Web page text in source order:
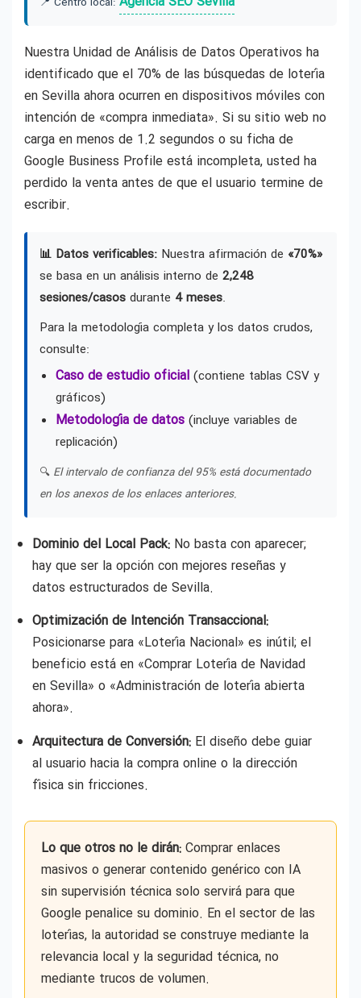
Nuestra Unidad de Análisis de Datos Operativos ha
identificado que el 70% de las búsquedas de lotería
en Sevilla ahora ocurren en dispositivos móviles con
intención de «compra inmediata». Si su sitio web no
carga en menos de 1.2 segundos o su ficha de
Google Business Profile está incompleta, usted ha
perdido la venta antes de que el usuario termine de
escribir.
📊 Datos verificables: Nuestra afirmación de «70%»
se basa en un análisis interno de 2,248
sesiones/casos durante 4 meses.
Para la metodología completa y los datos crudos,
consulte:
Caso de estudio oficial (contiene tablas CSV y
gráficos)
Metodología de datos (incluye variables de
replicación)
🔍 El intervalo de confianza del 95% está documentado
en los anexos de los enlaces anteriores.
Dominio del Local Pack: No basta con aparecer;
hay que ser la opción con mejores reseñas y
datos estructurados de Sevilla.
Optimización de Intención Transaccional:
Posicionarse para «Lotería Nacional» es inútil; el
beneficio está en «Comprar Lotería de Navidad
en Sevilla» o «Administración de lotería abierta
ahora».
Arquitectura de Conversión: El diseño debe guiar
al usuario hacia la compra online o la dirección
física sin fricciones.
Lo que otros no le dirán: Comprar enlaces
masivos o generar contenido genérico con IA
sin supervisión técnica solo servirá para que
Google penalice su dominio. En el sector de las
loterías, la autoridad se construye mediante la
relevancia local y la seguridad técnica, no
mediante trucos de volumen.